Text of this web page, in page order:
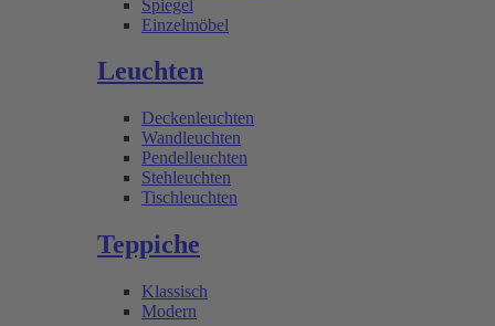
Spiegel
Einzelmöbel
Leuchten
Deckenleuchten
Wandleuchten
Pendelleuchten
Stehleuchten
Tischleuchten
Teppiche
Klassisch
Modern